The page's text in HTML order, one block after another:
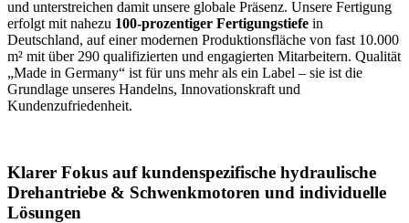
und unterstreichen damit unsere globale Präsenz. Unsere Fertigung
erfolgt mit nahezu 100-prozentiger Fertigungstiefe in
Deutschland, auf einer modernen Produktionsfläche von fast 10.000
m² mit über 290 qualifizierten und engagierten Mitarbeitern. Qualität
„Made in Germany“ ist für uns mehr als ein Label – sie ist die
Grundlage unseres Handelns, Innovationskraft und
Kundenzufriedenheit.
Klarer Fokus auf kundenspezifische hydraulische
Drehantriebe & Schwenkmotoren und individuelle
Lösungen